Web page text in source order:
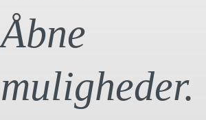
Åbne
muligheder.
og opbevaringsområder
sikkerhedsmæssige og dels af